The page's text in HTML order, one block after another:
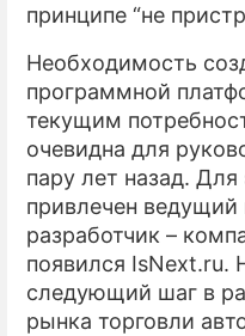
принципе “не
Необходимость
программной
текущим
очевидна для
пару лет назад.
привлечен
разработчик –
появился IsNext.ru.
следующий шаг в
рынка торговли